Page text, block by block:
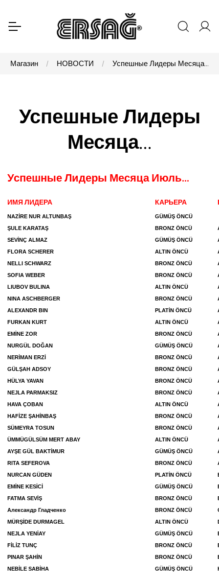
Магазин НОВОСТИ Успешные Лидеры Месяца...
Успешные Лидеры
Месяца...
Успешные Лидеры Месяца Июль...
ИМЯ ЛИДЕРА КАРЬЕРА
NAZİRE NUR ALTUNBAŞ GÜMÜŞ ÖNCÜ
ŞULE KARATAŞ
BRONZ ÖNCÜ
SEVİNÇ ALMAZ
GÜMÜŞ ÖNCÜ
FLORA SCHERER
ALTIN ÖNCÜ
NELLI SCHWARZ
BRONZ ÖNCÜ
SOFIA WEBER
BRONZ ÖNCÜ
LIUBOV BULINA
ALTIN ÖNCÜ
NINA ASCHBERGER
BRONZ ÖNCÜ
ALEXANDR BIN
PLATİN ÖNCÜ
FURKAN KURT
ALTIN ÖNCÜ
EMİNE ZOR
BRONZ ÖNCÜ
NURGÜL DOĞAN
GÜMÜŞ ÖNCÜ
NERİMAN ERZİ
BRONZ ÖNCÜ
GÜLŞAH ADSOY
BRONZ ÖNCÜ
HÜLYA YAVAN
BRONZ ÖNCÜ
NEJLA PARMAKSIZ
BRONZ ÖNCÜ
HAVA ÇOBAN
ALTIN ÖNCÜ
HAFİZE ŞAHİNBAŞ
BRONZ ÖNCÜ
SÜMEYRA TOSUN
BRONZ ÖNCÜ
ÜMMÜGÜLSÜM MERT ABAY
ALTIN ÖNCÜ
AYŞE GÜL BAKTİMUR
GÜMÜŞ ÖNCÜ
RITA SEFEROVA
BRONZ ÖNCÜ
NURCAN GÜDEN
PLATİN ÖNCÜ
EMİNE KESİCİ
GÜMÜŞ ÖNCÜ
FATMA SEVİŞ
BRONZ ÖNCÜ
Александр Гладченко
BRONZ ÖNCÜ
MÜRŞİDE DURMAGEL
ALTIN ÖNCÜ
NEJLA YENİAY
GÜMÜŞ ÖNCÜ
FİLİZ TUNÇ
BRONZ ÖNCÜ
PINAR ŞAHİN
BRONZ ÖNCÜ
NEBİLE SABİHA
GÜMÜŞ ÖNCÜ